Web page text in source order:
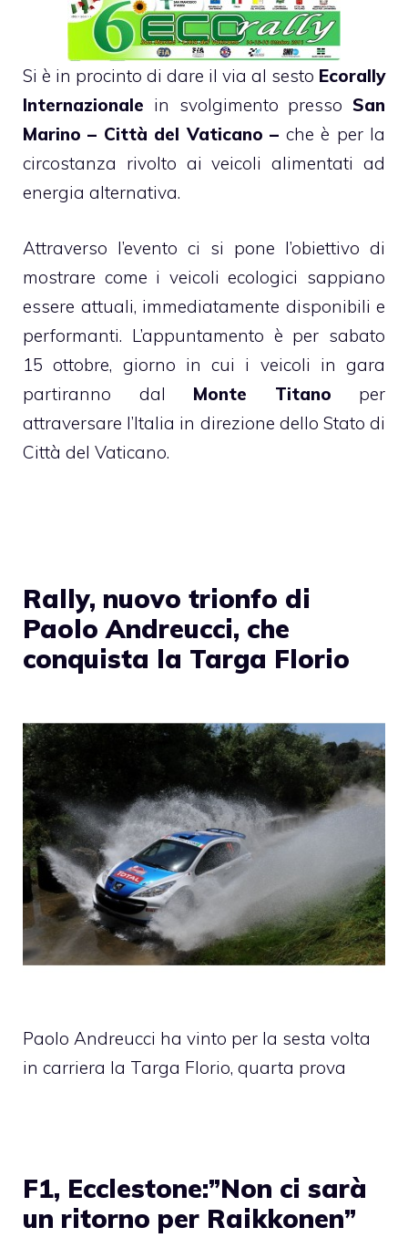
Si è in procinto di dare il via al sesto Ecorally
Internazionale in svolgimento presso San
Marino – Città del Vaticano – che è per la
circostanza rivolto ai veicoli alimentati ad
energia alternativa.
Attraverso l’evento ci si pone l’obiettivo di
mostrare come i veicoli ecologici sappiano
essere attuali, immediatamente disponibili e
performanti. L’appuntamento è per sabato
15 ottobre, giorno in cui i veicoli in gara
partiranno dal Monte Titano per
attraversare l’Italia in direzione dello Stato di
Città del Vaticano.
Rally, nuovo trionfo di
Paolo Andreucci, che
conquista la Targa Florio
Paolo Andreucci ha vinto per la sesta volta
in carriera la Targa Florio, quarta prova
F1, Ecclestone:”Non ci sarà
un ritorno per Raikkonen”